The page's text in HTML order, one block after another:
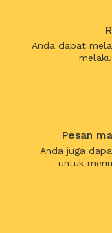
Anda dapat
Pesan
Anda juga
untuk